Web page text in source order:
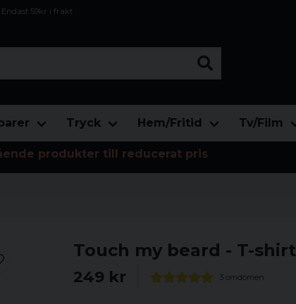
Endast 59kr i frakt
Tryck Hem/Fritid Tv/Film
produkter till reducerat pris
Touch my beard - T-shirt
249 kr 3 omdömen